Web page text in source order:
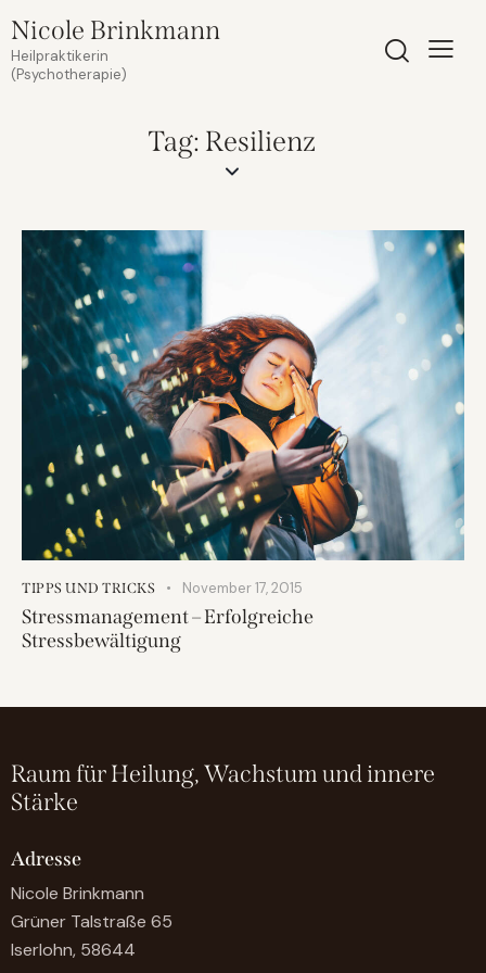
Nicole Brinkmann
Heilpraktikerin
(Psychotherapie)
Tag: Resilienz
TIPPS UND TRICKS November 17, 2015
Stressmanagement – Erfolgreiche
Stressbewältigung
Raum für Heilung, Wachstum und innere
Stärke
Adresse
Nicole Brinkmann
Grüner Talstraße 65
Iserlohn, 58644